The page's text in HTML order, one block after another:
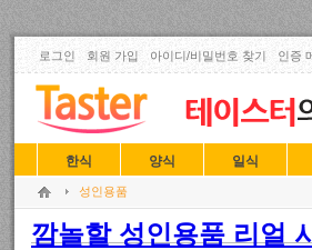
로그인 회원 가입 아이디/비밀번호 찾기 인증
한식 양식 일식
성인용품
깜놀할 성인용품 리얼